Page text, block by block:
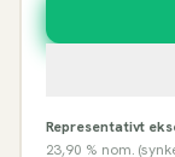
Representativt
23,90 % nom.